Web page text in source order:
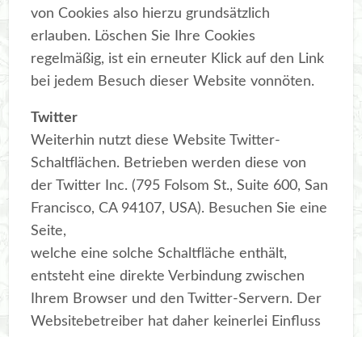
von Cookies also hierzu grundsätzlich
erlauben. Löschen Sie Ihre Cookies
regelmäßig, ist ein erneuter Klick auf den Link
bei jedem Besuch dieser Website vonnöten.
Twitter
Weiterhin nutzt diese Website Twitter-
Schaltflächen. Betrieben werden diese von
der Twitter Inc. (795 Folsom St., Suite 600, San
Francisco, CA 94107, USA). Besuchen Sie eine
Seite,
welche eine solche Schaltfläche enthält,
entsteht eine direkte Verbindung zwischen
Ihrem Browser und den Twitter-Servern. Der
Websitebetreiber hat daher keinerlei Einfluss